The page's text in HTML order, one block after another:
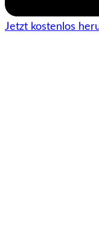
Jetzt kostenlos